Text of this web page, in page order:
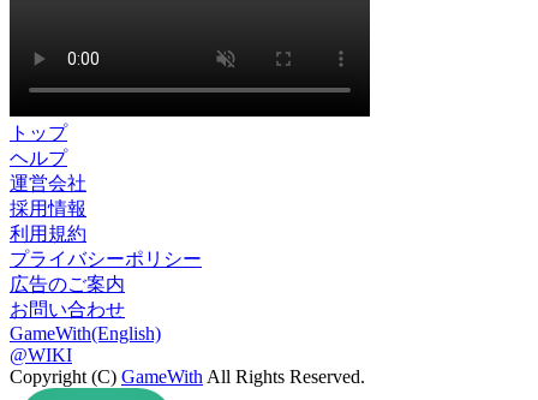
トップ
ヘルプ
運営会社
採用情報
利用規約
プライバシーポリシー
広告のご案内
お問い合わせ
GameWith(English)
@WIKI
Copyright (C) GameWith All Rights Reserved.